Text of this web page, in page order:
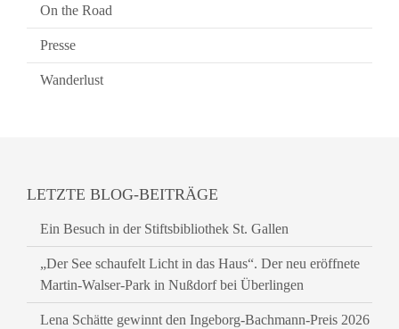
On the Road
Presse
Wanderlust
LETZTE BLOG-BEITRÄGE
Ein Besuch in der Stiftsbibliothek St. Gallen
„Der See schaufelt Licht in das Haus“. Der neu eröffnete
Martin-Walser-Park in Nußdorf bei Überlingen
Lena Schätte gewinnt den Ingeborg-Bachmann-Preis 2026